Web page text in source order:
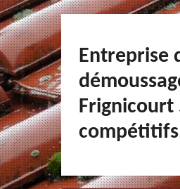
Entreprise
Frignicourt